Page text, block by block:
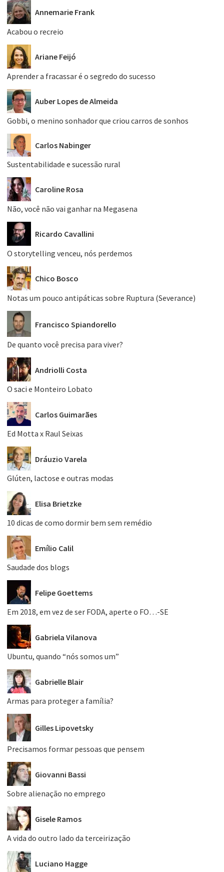
Annemarie Frank
Acabou o recreio
Ariane Feijó
Aprender a fracassar é o segredo do sucesso
Auber Lopes de Almeida
Gobbi, o menino sonhador que criou carros de sonhos
Carlos Nabinger
Sustentabilidade e sucessão rural
Caroline Rosa
Não, você não vai ganhar na Megasena
Ricardo Cavallini
O storytelling venceu, nós perdemos
Chico Bosco
Notas um pouco antipáticas sobre Ruptura (Severance)
Francisco Spiandorello
De quanto você precisa para viver?
Andriolli Costa
O saci e Monteiro Lobato
Carlos Guimarães
Ed Motta x Raul Seixas
Dráuzio Varela
Glúten, lactose e outras modas
Elisa Brietzke
10 dicas de como dormir bem sem remédio
Emílio Calil
Saudade dos blogs
Felipe Goettems
Em 2018, em vez de ser FODA, aperte o FO…-SE
Gabriela Vilanova
Ubuntu, quando “nós somos um”
Gabrielle Blair
Armas para proteger a família?
Gilles Lipovetsky
Precisamos formar pessoas que pensem
Giovanni Bassi
Sobre alienação no emprego
Gisele Ramos
A vida do outro lado da terceirização
Luciano Hagge